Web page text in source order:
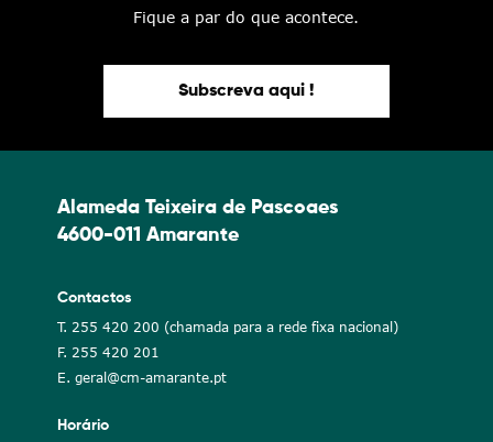
Fique a par do que acontece.
Subscreva aqui !
Alameda Teixeira de Pascoaes
4600-011 Amarante
Contactos
T. 255 420 200 (chamada para a rede fixa nacional)
F. 255 420 201
E. geral@cm-amarante.pt
Horário